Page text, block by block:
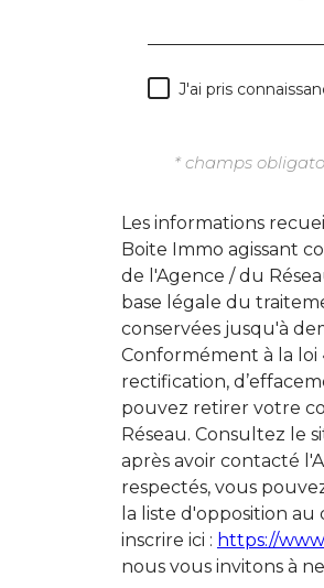
J'ai pris
* champs
Les informations
Boite Immo agissant
de l'Agence / du
base légale du
conservées jusqu'à
Conformément à la loi
rectification,
pouvez retirer votre
Réseau. Consultez le
après avoir contacté
respectés, vous
la liste d'opposition
inscrire ici : https://
nous vous invitons à